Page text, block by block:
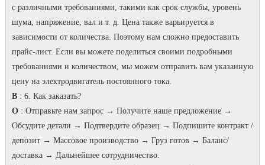
с различными требованиями, такими как срок службы, уровень
шума, напряжение, вал и т. д. Цена также варьируется в
зависимости от количества. Поэтому нам сложно предоставить
прайс-лист. Если вы можете поделиться своими подробными
требованиями и количеством, мы можем отправить вам указанную
цену на электродвигатель постоянного тока.
В: 6. Как заказать?
О: Отправьте нам запрос → Получите наше предложение →
Обсудите детали → Подтвердите образец → Подпишите контракт /
депозит → Массовое производство → Груз готов → Баланс/
доставка → Дальнейшее сотрудничество.